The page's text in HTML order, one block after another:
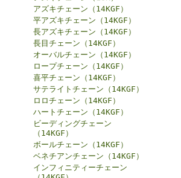
アズキチェーン（14KGF）
平アズキチェーン（14KGF）
長アズキチェーン（14KGF）
長目チェーン（14KGF）
オーバルチェーン（14KGF）
ロープチェーン（14KGF）
喜平チェーン（14KGF）
サテライトチェーン（14KGF）
ロロチェーン（14KGF）
ハートチェーン（14KGF）
ビーディングチェーン
（14KGF）
ボールチェーン（14KGF）
ベネチアンチェーン（14KGF）
インフィニティーチェーン